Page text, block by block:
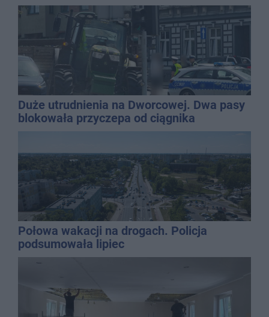
Duże utrudnienia na Dworcowej. Dwa pasy
blokowała przyczepa od ciągnika
Połowa wakacji na drogach. Policja
podsumowała lipiec